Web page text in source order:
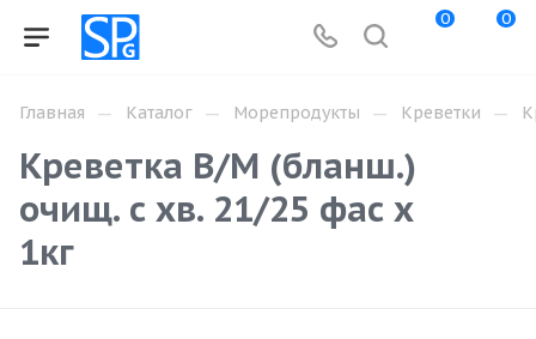
0 0
Главная — Каталог — Морепродукты — Креветки —
Креветка В/М (бланш.)
очищ. с хв. 21/25 фас х
1кг